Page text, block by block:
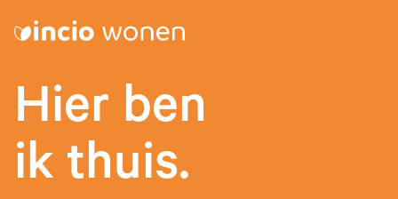
Hier ben
ik thuis.